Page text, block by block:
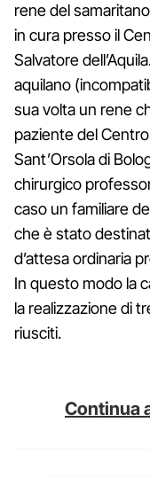
rene del
in cura presso il
Salvatore
aquilano
sua volta un rene
paziente del
Sant’Orsola di
chirurgico
caso un familiare
che è stato
d’attesa ordinaria
In questo modo la
la realizzazione di
riusciti.
Continua